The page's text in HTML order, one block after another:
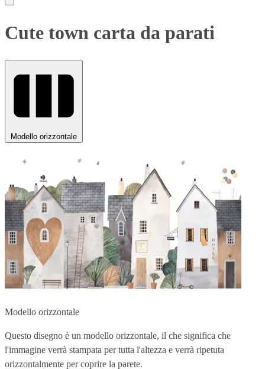
Cute town carta da parati
Modello orizzontale
Modello orizzontale
Questo disegno è un modello orizzontale, il che significa che
l'immagine verrà stampata per tutta l'altezza e verrà ripetuta
orizzontalmente per coprire la parete.